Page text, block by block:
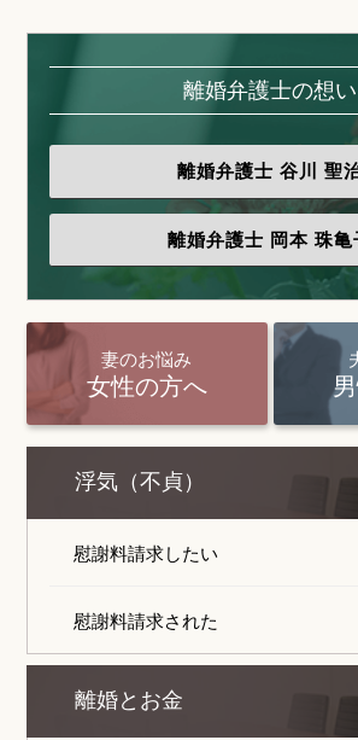
離婚弁護士の想い
離婚弁護士 谷川 聖
離婚弁護士 岡本 珠亀
妻のお悩み
女性の方へ
浮気（不貞）
慰謝料請求したい
慰謝料請求された
離婚とお金